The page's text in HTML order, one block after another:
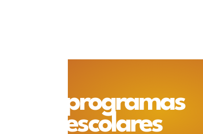
programas
escolares